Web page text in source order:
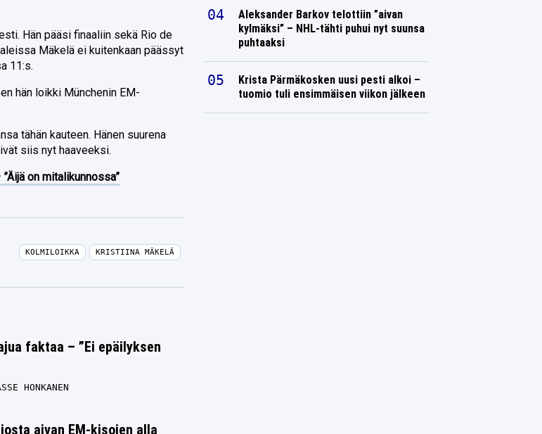
Hän pääsi finaaliin sekä Rio de
Mäkelä ei kuitenkaan päässyt
11:s.
hän loikki Münchenin EM-
tähän kauteen. Hänen suurena
siis nyt haaveeksi.
on mitalikunnossa”
KOLMILOIKKA KRISTIINA MÄKELÄ
faktaa – ”Ei epäilyksen
HONKANEN
aivan EM-kisojen alla
Aleksander Barkov telottiin ”aivan
kylmäksi” – NHL-tähti puhui nyt suunsa
puhtaaksi
Krista Pärmäkosken uusi pesti alkoi –
tuomio tuli ensimmäisen viikon jälkeen